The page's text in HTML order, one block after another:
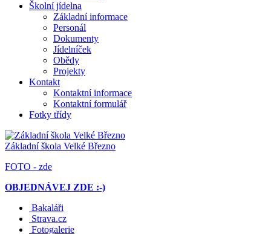
Školní jídelna
Základní informace
Personál
Dokumenty
Jídelníček
Obědy
Projekty
Kontakt
Kontaktní informace
Kontaktní formulář
Fotky třídy
Základní škola Velké Březno
FOTO - zde
OBJEDNÁVEJ ZDE :-)
Bakaláři
Strava.cz
Fotogalerie